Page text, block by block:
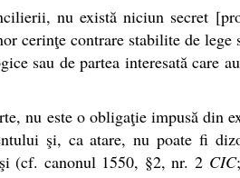
nu există niciun secret
cerinţe contrare stabilite de lege
sau de partea interesată care
nu este o obligaţie impusă din
şi, ca atare, nu poate fi
(cf. canonul 1550, §2, nr. 2 CIC